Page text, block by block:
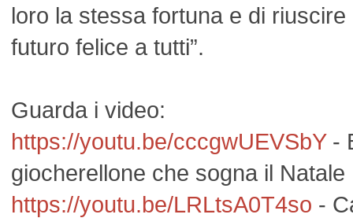
loro la stessa fortuna e di
futuro felice a tutti”.
Guarda i video:
https://youtu.be/cccgwUEVSbY-
giocherellone che sogna il Natale
https://youtu.be/LRLtsA0T4so -